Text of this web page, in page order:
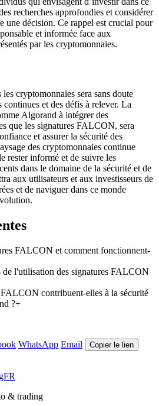
recherches approfondies et considérer
une décision. Ce rappel est crucial pour
et informée face aux
par les cryptomonnaies.
cryptomonnaies sera sans doute
et des défis à relever. La
Algorand à intégrer des
que les signatures FALCON, sera
et assurer la sécurité des
des cryptomonnaies continue
rester informé et de suivre les
dans le domaine de la sécurité et de
aux utilisateurs et aux investisseurs de
et de naviguer dans ce monde
FALCON et comment fonctionnent-
de l'utilisation des signatures FALCON
contribuent-elles à la sécurité
?+
WhatsApp Email Copier le lien
& trading